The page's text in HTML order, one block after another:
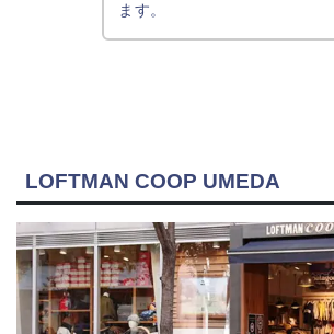
ます。
LOFTMAN COOP UMEDA